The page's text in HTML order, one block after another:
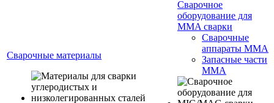
Сварочные материалы
Сварочное
оборудование для
MMA сварки
Сварочные
аппараты MMA
Запасные части
MMA